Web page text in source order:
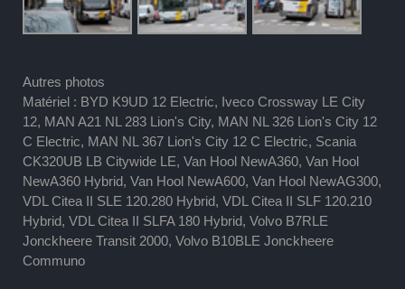
Autres photos
Matériel : BYD K9UD 12 Electric, Iveco Crossway LE City
12, MAN A21 NL 283 Lion's City, MAN NL 326 Lion's City 12
C Electric, MAN NL 367 Lion's City 12 C Electric, Scania
CK320UB LB Citywide LE, Van Hool NewA360, Van Hool
NewA360 Hybrid, Van Hool NewA600, Van Hool NewAG300,
VDL Citea II SLE 120.280 Hybrid, VDL Citea II SLF 120.210
Hybrid, VDL Citea II SLFA 180 Hybrid, Volvo B7RLE
Jonckheere Transit 2000, Volvo B10BLE Jonckheere
Communo